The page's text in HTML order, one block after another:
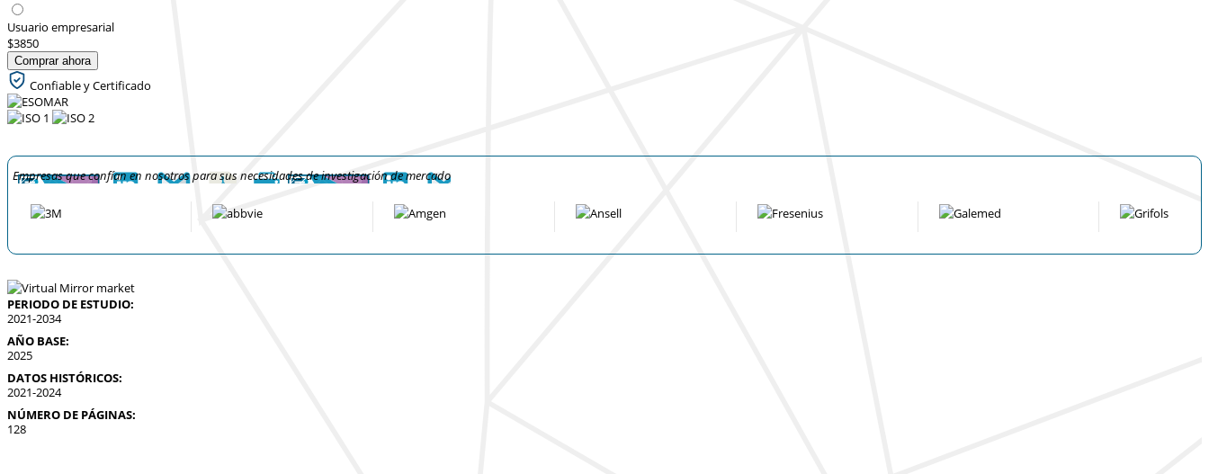
Usuario empresarial
$3850
Comprar ahora
Confiable y Certificado
Empresas que confían en nosotros para sus necesidades de investigación de mercado
PERIODO DE ESTUDIO:
2021-2034
AÑO BASE:
2025
DATOS HISTÓRICOS:
2021-2024
NÚMERO DE PÁGINAS:
128